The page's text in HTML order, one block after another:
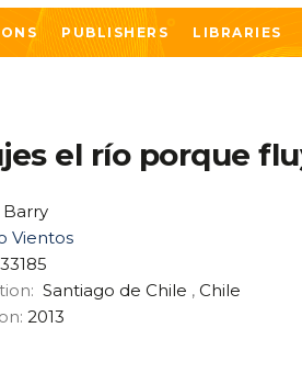
PUBLISHERS LIBRARIES
el río porque
Barry
Vientos
Santiago de Chile , Chile
2013